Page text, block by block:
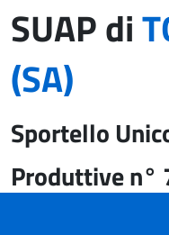
SUAP di
(SA)
Sportello
Produttive n°